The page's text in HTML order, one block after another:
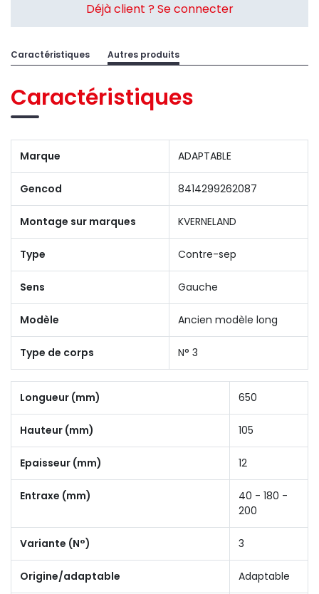
Déjà client ? Se connecter
Caractéristiques Autres produits
Caractéristiques
Marque ADAPTABLE
Gencod 8414299262087
Montage sur marques KVERNELAND
Type Contre-sep
Sens Gauche
Modèle Ancien modèle long
Type de corps N° 3
Longueur (mm) 650
Hauteur (mm) 105
Epaisseur (mm) 12
Entraxe (mm)
40 - 180 -
200
Variante (N°) 3
Origine/adaptable Adaptable